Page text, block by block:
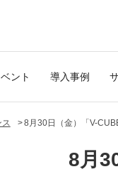
ント 導入事例
8月30日（金）「V-
8月